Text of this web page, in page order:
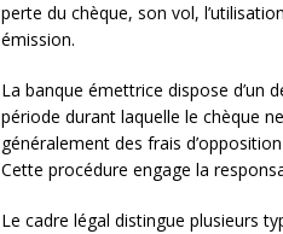
perte du chèque, son vol,
émission.
La banque émettrice dispose d’un
période durant laquelle le chèque
généralement des frais
Cette procédure engage la
Le cadre légal distingue plusieurs